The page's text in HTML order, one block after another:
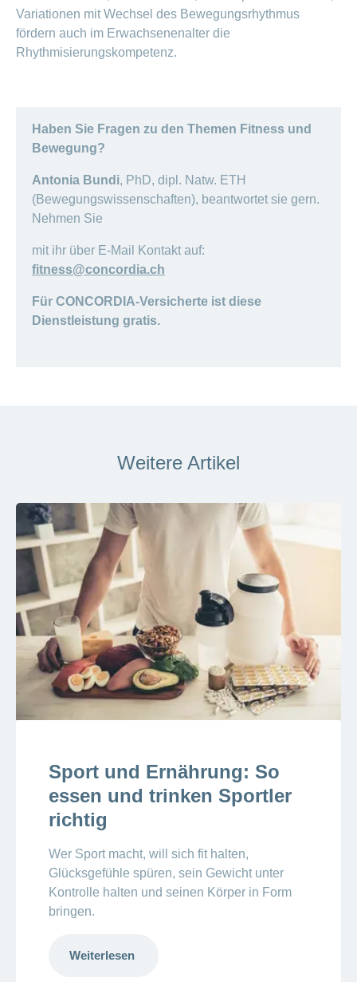
Variationen mit Wechsel des Bewegungsrhythmus
fördern auch im Erwachsenenalter die
Rhythmisierungskompetenz.
Haben Sie Fragen zu den Themen Fitness und
Bewegung?
Antonia Bundi, PhD, dipl. Natw. ETH
(Bewegungswissenschaften), beantwortet sie gern.
Nehmen Sie
mit ihr über E-Mail Kontakt auf:
fitness@concordia.ch
Für CONCORDIA-Versicherte ist diese
Dienstleistung gratis.
Weitere Artikel
Sport und Ernährung: So
essen und trinken Sportler
richtig
Wer Sport macht, will sich fit halten,
Glücksgefühle spüren, sein Gewicht unter
Kontrolle halten und seinen Körper in Form
bringen.
Weiterlesen